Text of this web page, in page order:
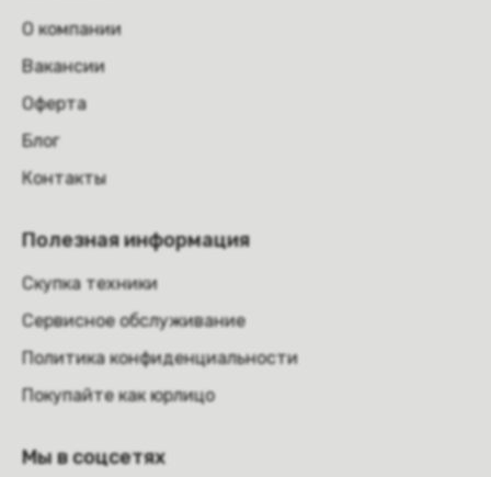
О компании
Вакансии
Оферта
Блог
Контакты
Полезная информация
Скупка техники
Сервисное обслуживание
Политика конфиденциальности
Покупайте как юрлицо
Мы в соцсетях